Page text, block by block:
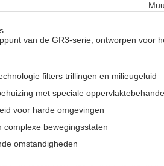
van de GR3-serie, ontworpen
filters trillingen en milieugeluid
met speciale
voor harde omgevingen
complexe bewegingsstaten
omstandigheden